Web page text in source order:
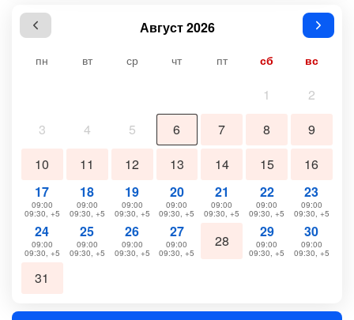
Август 2026
пн вт ср чт пт сб вс
1
2
3
4 5 6 7 8
9
10
11 12 13 14 15
16
17
09:00
09:30, +5
18
09:00
09:30, +5
19
09:00
09:30, +5
20
09:00
09:30, +5
21
09:00
09:30, +5
22
09:00
09:30, +5
23
09:00
09:30, +5
24
09:00
09:30, +5
25
09:00
09:30, +5
26
09:00
09:30, +5
27
09:00
09:30, +5
28
29
09:00
09:30, +5
30
09:00
09:30, +5
31